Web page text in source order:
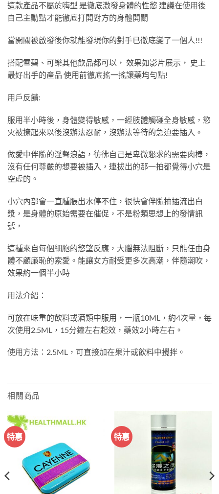
這款產品不屬於嗨型 是徹底激發身體的性慾 建議在使用後
自己主動點才能徹底打開對方的身體開關
當開關被啟發後你就能發現你的對手已徹底變了一個人!!!
搭配雪碧、可樂其他飲品都可以， 效果如影片展示， 史上
最好出手的產品 使用前徹底搖一搖讓藥均勻點!
用戶反饋:
服用半小時後，身體變得敏感，一經肢體觸碰全身敏感，慾
火被撩起來以後沒辦法忍耐，沒辦法等待的急迫要插入。
做愛中伴隨的淫聲浪語，彷彿自己是卑微懇求的需要肉棒，
沒有任何尊嚴的想要被插入，連拔出的那一拍都覺得小穴是
空虛的。
小穴內部會一直腫脹出水停不住，很快會伴隨抽插流出白
漿，是身體的原始需要在催促，不是粉類思想上的發情訊
號，
這種來自每個細胞的慾望反應，大腦無法阻斷，只能任由身
體不顧廉恥的索愛。能讓女方耐受更多次高潮，伴隨潮吹，
效果約一個半小時
用法介紹：
可放在味重的飲料或酒類中服用，一瓶10ML，約4次量，每
次使用2.5ML，15分鐘左右起效，藥效2小時左右。
使用方法：2.5ML，可直接加在果汁或飲料中攪拌。
相關商品
特惠 特惠